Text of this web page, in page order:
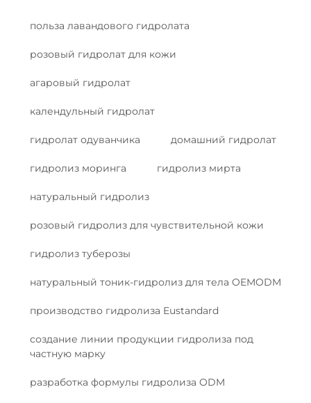
польза лавандового гидролата
розовый гидролат для кожи
агаровый гидролат
календульный гидролат
гидролат одуванчика домашний гидролат
гидролиз моринга гидролиз мирта
натуральный гидролиз
розовый гидролиз для чувствительной кожи
гидролиз туберозы
натуральный тоник-гидролиз для тела OEMODM
производство гидролиза Eustandard
создание линии продукции гидролиза под
частную марку
разработка формулы гидролиза ODM